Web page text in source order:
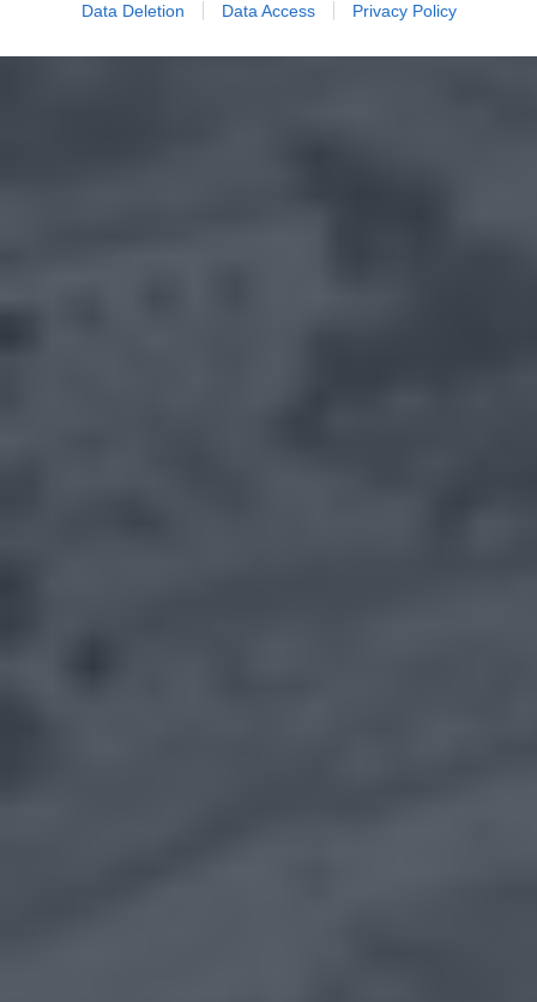
Data Deletion Data Access Privacy Policy